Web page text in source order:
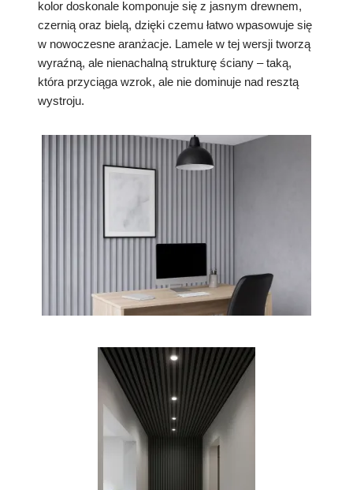
kolor doskonale komponuje się z jasnym drewnem,
czernią oraz bielą, dzięki czemu łatwo wpasowuje się
w nowoczesne aranżacje. Lamele w tej wersji tworzą
wyraźną, ale nienachalną strukturę ściany – taką,
która przyciąga wzrok, ale nie dominuje nad resztą
wystroju.